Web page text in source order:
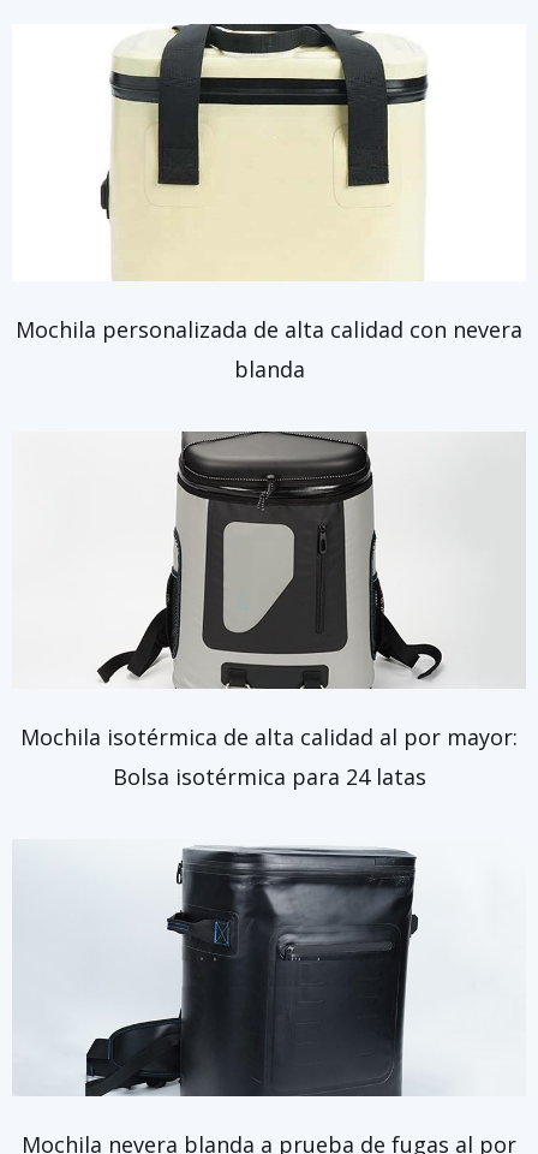
Mochila personalizada de alta calidad con nevera
blanda
Mochila isotérmica de alta calidad al por mayor:
Bolsa isotérmica para 24 latas
Mochila nevera blanda a prueba de fugas al por